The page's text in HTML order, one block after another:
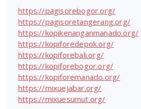
https://pagisorebogor.org/
https://pagisoretangerang.org/
https://kopikenanganmanado.org/
https://kopiforedepok.org/
https://kopiforebali.org/
https://kopiforebogor.org/
https://kopiforemanado.org/
https://mixuejabar.org/
https://mixuesumut.org/